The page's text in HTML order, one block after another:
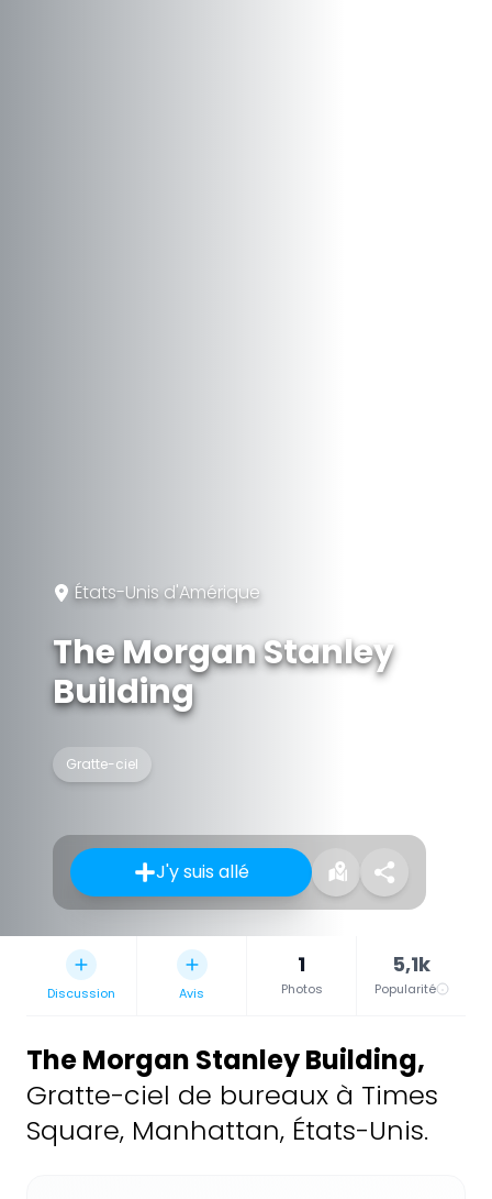
États-Unis d'Amérique
The Morgan Stanley
Building
Gratte-ciel
J'y suis allé
Discussion Avis
1
Photos
5,1k
Popularité
The Morgan Stanley Building,
Gratte-ciel de bureaux à Times
Square, Manhattan, États-Unis.